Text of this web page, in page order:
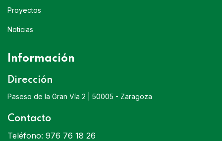
Proyectos
Noticias
Información
Dirección
Paseso de la Gran Vía 2 | 50005 - Zaragoza
Contacto
Teléfono: 976 76 18 26